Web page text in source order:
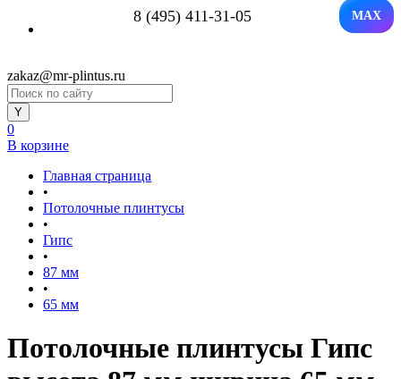
8 (495) 411-31-05 MAX
zakaz@mr-plintus.ru
0
В корзине
Главная страница
•
Потолочные плинтусы
•
Гипс
•
87 мм
•
65 мм
Потолочные плинтусы Гипс